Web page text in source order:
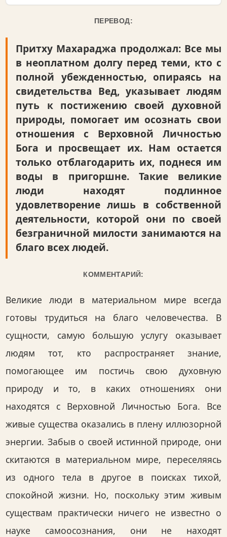
ПЕРЕВОД:
Притху Махараджа продолжал: Все мы
в неоплатном долгу перед теми, кто с
полной убежденностью, опираясь на
свидетельства Вед, указывает людям
путь к постижению своей духовной
природы, помогает им осознать свои
отношения с Верховной Личностью
Бога и просвещает их. Нам остается
только отблагодарить их, поднеся им
воды в пригоршне. Такие великие
люди находят подлинное
удовлетворение лишь в собственной
деятельности, которой они по своей
безграничной милости занимаются на
благо всех людей.
КОММЕНТАРИЙ:
Великие люди в материальном мире всегда
готовы трудиться на благо человечества. В
сущности, самую большую услугу оказывает
людям тот, кто распространяет знание,
помогающее им постичь свою духовную
природу и то, в каких отношениях они
находятся с Верховной Личностью Бога. Все
живые существа оказались в плену иллюзорной
энергии. Забыв о своей истинной природе, они
скитаются в материальном мире, переселяясь
из одного тела в другое в поисках тихой,
спокойной жизни. Но, поскольку этим живым
существам практически ничего не известно о
науке самоосознания, они не находят